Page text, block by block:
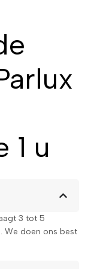
u
3 tot 5
We doen ons best